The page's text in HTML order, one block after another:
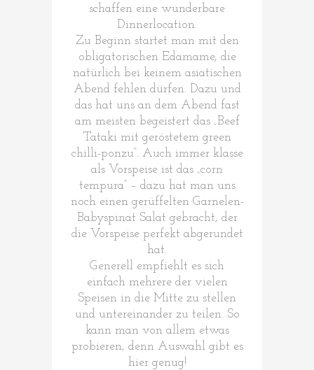
schaffen eine wunderbare
Dinnerlocation.
Zu Beginn startet man mit den
obligatorischen Edamame, die
natürlich bei keinem asiatischen
Abend fehlen dürfen. Dazu und
das hat uns an dem Abend fast
am meisten begeistert das „Beef
Tataki mit geröstetem green
chilli-ponzu“. Auch immer klasse
als Vorspeise ist das „corn
tempura“ – dazu hat man uns
noch einen gerüffelten Garnelen-
Babyspinat Salat gebracht, der
die Vorspeise perfekt abgerundet
hat.
Generell empfiehlt es sich
einfach mehrere der vielen
Speisen in die Mitte zu stellen
und untereinander zu teilen. So
kann man von allem etwas
probieren, denn Auswahl gibt es
hier genug!